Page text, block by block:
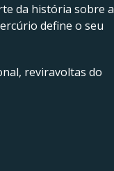
da história sobre a
define o seu
reviravoltas do